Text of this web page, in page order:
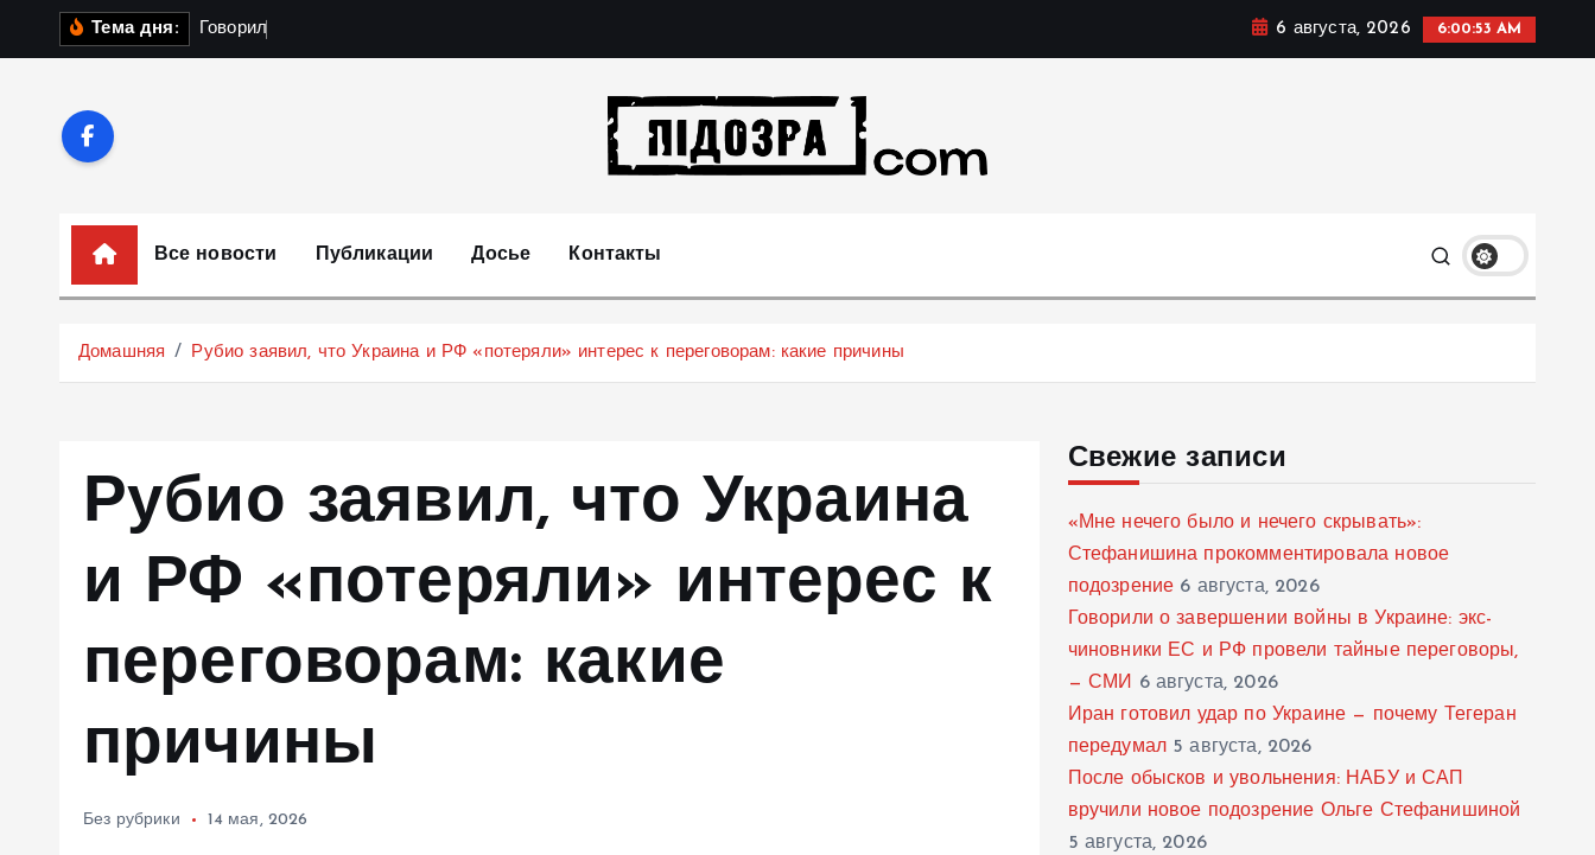
Тема дня: Говорил 6 августа, 2026 6:00:54 AM
Все новости Публикации Досье Контакты
Домашняя Рубио заявил, что Украина и РФ «потеряли» интерес к переговорам: какие причины
Рубио заявил, что Украина
и РФ «потеряли» интерес к
переговорам: какие
причины
Без рубрики 14 мая, 2026
Свежие записи
«Мне нечего было и нечего скрывать»:
Стефанишина прокомментировала новое
подозрение 6 августа, 2026
Говорили о завершении войны в Украине: экс-
чиновники ЕС и РФ провели тайные переговоры,
— СМИ 6 августа, 2026
Иран готовил удар по Украине — почему Тегеран
передумал 5 августа, 2026
После обысков и увольнения: НАБУ и САП
вручили новое подозрение Ольге Стефанишиной
5 августа, 2026